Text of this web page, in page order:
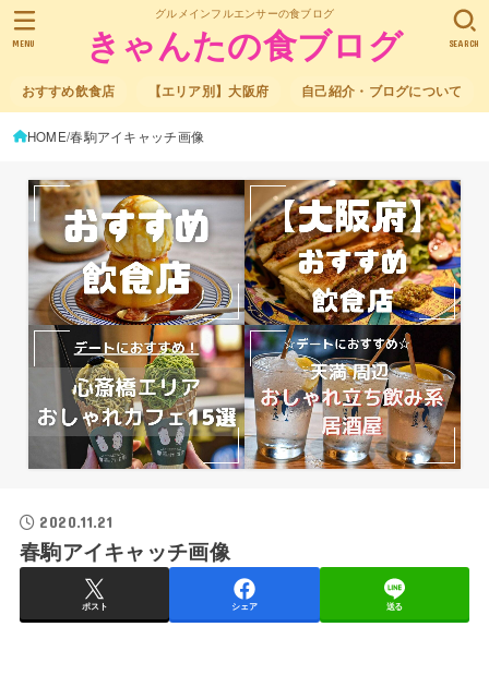
グルメインフルエンサーの食ブログ
きゃんたの食ブログ
おすすめ飲食店 【エリア別】大阪府 自己紹介・ブログについて
SEARCH
MENU
HOME 春駒アイキャッチ画像
2020.11.21
春駒アイキャッチ画像
ポスト シェア 送る